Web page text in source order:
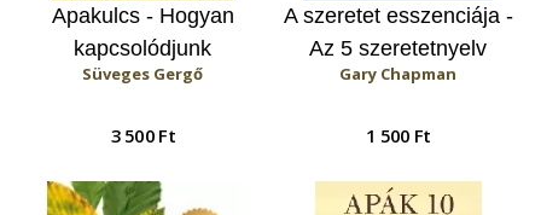
Apakulcs - Hogyan
kapcsolódjunk
gyermekünkhöz?
Süveges Gergő
3 500 Ft
A szeretet esszenciája -
Az 5 szeretetnyelv
ajándéka
Gary Chapman
1 500 Ft